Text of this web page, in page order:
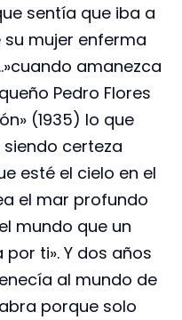
sentía que iba a
mujer enferma
amanezca
Pedro Flores
(1935) lo que
certeza
esté el cielo en el
el mar profundo
mundo que un
ti». Y dos años
al mundo de
porque solo